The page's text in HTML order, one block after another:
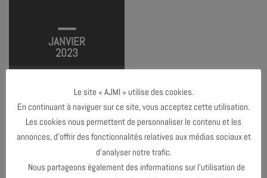
JANVIER
2023
Le site « AJMI » utilise des cookies.
En continuant à naviguer sur ce site, vous acceptez cette utilisation.
Les cookies nous permettent de personnaliser le contenu et les
annonces, d’offrir des fonctionnalités relatives aux médias sociaux et
d’analyser notre trafic.
Nous partageons également des informations sur l’utilisation de